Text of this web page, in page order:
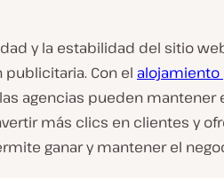
y la estabilidad del sitio
Con el alojamiento
agencias pueden
más clics en clientes y
ganar y mantener el